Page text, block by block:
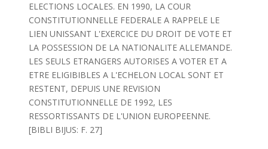
ELECTIONS LOCALES. EN 1990, LA COUR
CONSTITUTIONNELLE FEDERALE A RAPPELE LE
LIEN UNISSANT L'EXERCICE DU DROIT DE VOTE ET
LA POSSESSION DE LA NATIONALITE ALLEMANDE.
LES SEULS ETRANGERS AUTORISES A VOTER ET A
ETRE ELIGIBIBLES A L'ECHELON LOCAL SONT ET
RESTENT, DEPUIS UNE REVISION
CONSTITUTIONNELLE DE 1992, LES
RESSORTISSANTS DE L'UNION EUROPEENNE.
[BIBLI BIJUS: F. 27]